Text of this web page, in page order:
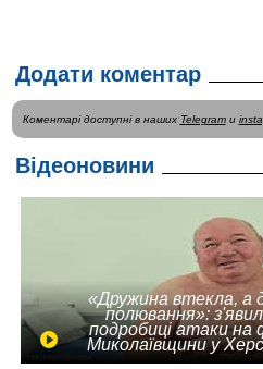
Додати коментар
Коментарі доступні в наших Telegramи
Відеоновини
«Дружина втекла, а
полювання»:
подробиці атаки на
Миколаївщини у